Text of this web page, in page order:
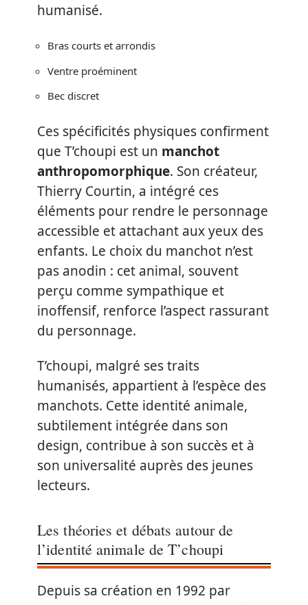
humanisé.
Bras courts et arrondis
Ventre proéminent
Bec discret
Ces spécificités physiques confirment
que T’choupi est un manchot
anthropomorphique. Son créateur,
Thierry Courtin, a intégré ces
éléments pour rendre le personnage
accessible et attachant aux yeux des
enfants. Le choix du manchot n’est
pas anodin : cet animal, souvent
perçu comme sympathique et
inoffensif, renforce l’aspect rassurant
du personnage.
T’choupi, malgré ses traits
humanisés, appartient à l’espèce des
manchots. Cette identité animale,
subtilement intégrée dans son
design, contribue à son succès et à
son universalité auprès des jeunes
lecteurs.
Les théories et débats autour de
l’identité animale de T’choupi
Depuis sa création en 1992 par